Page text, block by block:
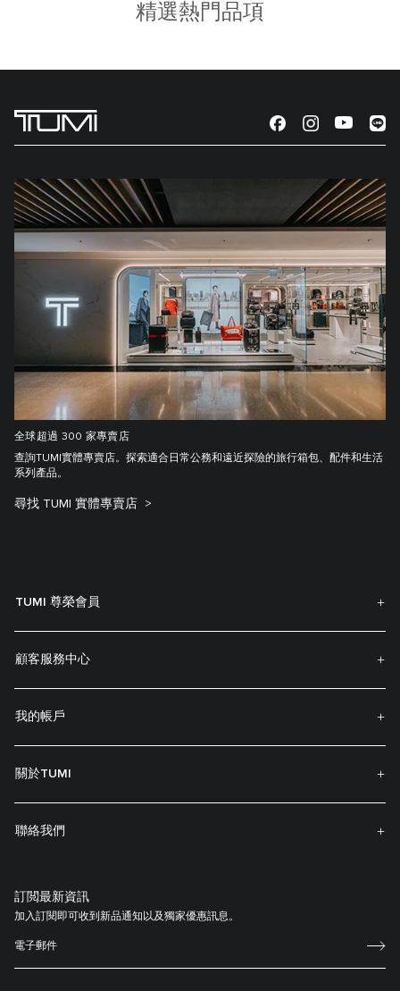
精選熱門品項
全球超過 300 家專賣店
查詢TUMI實體專賣店。探索適合日常公務和遠近探險的旅行箱包、配件和生活
系列產品。
尋找 TUMI 實體專賣店
TUMI 尊榮會員
顧客服務中心
我的帳戶
關於TUMI
聯絡我們
訂閲最新資訊
加入訂閱即可收到新品通知以及獨家優惠訊息。